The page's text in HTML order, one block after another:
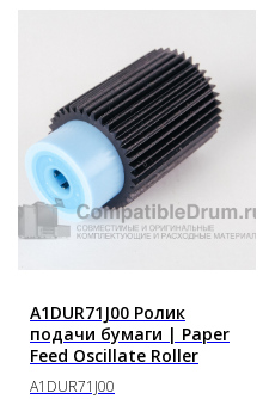
A1DUR71J00 Ролик
подачи бумаги | Paper
Feed Oscillate Roller
A1DUR71J00